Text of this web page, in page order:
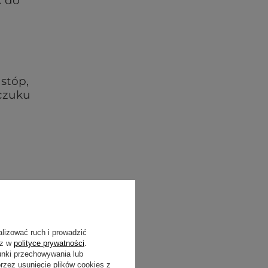
ruch i prowadzić
w polityce prywatności.
przechowywania lub
usunięcie plików cookies z